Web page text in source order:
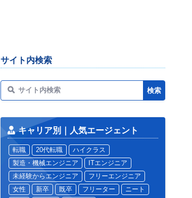
サイト内検索
キャリア別｜人気エージェント
転職 20代転職
ハイクラス
製造・機械エンジニア
ITエンジニア
未経験からエンジニア
フリーエンジニア
女性
新卒 既卒 フリーター
ニート